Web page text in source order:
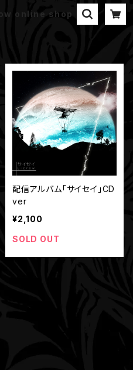
online shop
配信アルバム「サイセイ」CD
ver
¥2,100
SOLD OUT